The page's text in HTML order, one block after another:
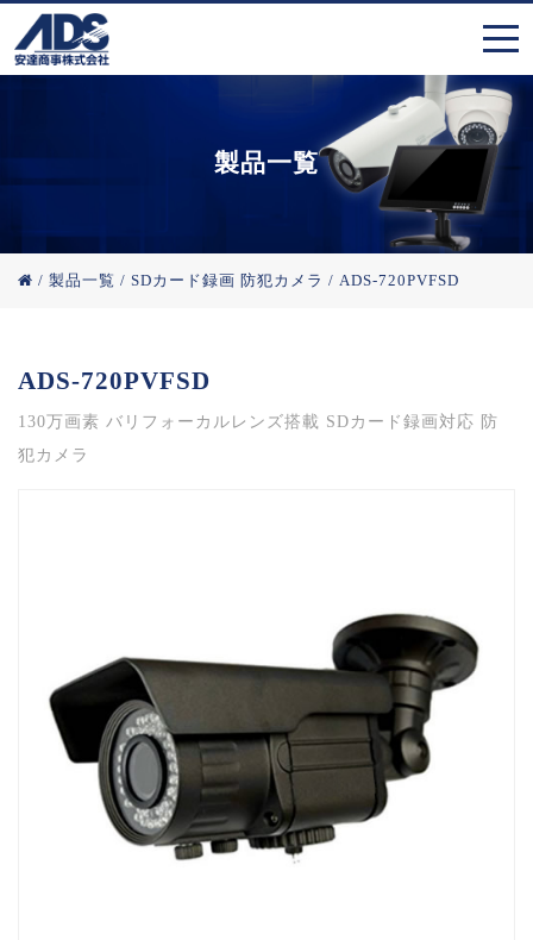
製品一覧
/ 製品一覧 / SDカード録画 防犯カメラ / ADS-720PVFSD
ADS-720PVFSD
130万画素 バリフォーカルレンズ搭載 SDカード録画対応 防
犯カメラ